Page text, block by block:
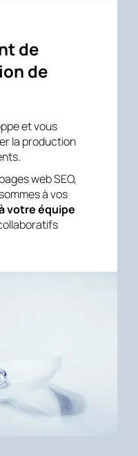
de
de
et vous
la production
web SEO,
à vos
votre équipe